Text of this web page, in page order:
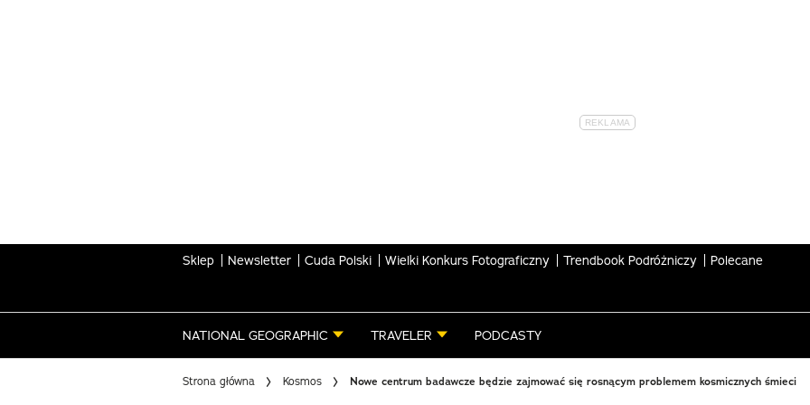
Sklep Newsletter Cuda Polski Wielki Konkurs Fotograficzny Trendbook Podróżniczy Polecane
NATIONAL GEOGRAPHIC TRAVELER PODCASTY
Strona główna Kosmos Nowe centrum badawcze będzie zajmować się rosnącym problemem kosmicznych śmieci